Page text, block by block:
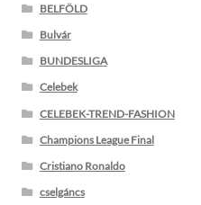
BELFÖLD
Bulvár
BUNDESLIGA
Celebek
CELEBEK-TREND-FASHION
Champions League Final
Cristiano Ronaldo
cselgáncs